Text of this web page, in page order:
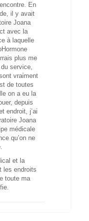
En
il y avait
Joana
avec la
à laquelle
plus me
service,
vraiment
de toutes
on a eu la
depuis
endroit, j’ai
Joana
médicale
qu’on ne
et la
les endroits
toute ma